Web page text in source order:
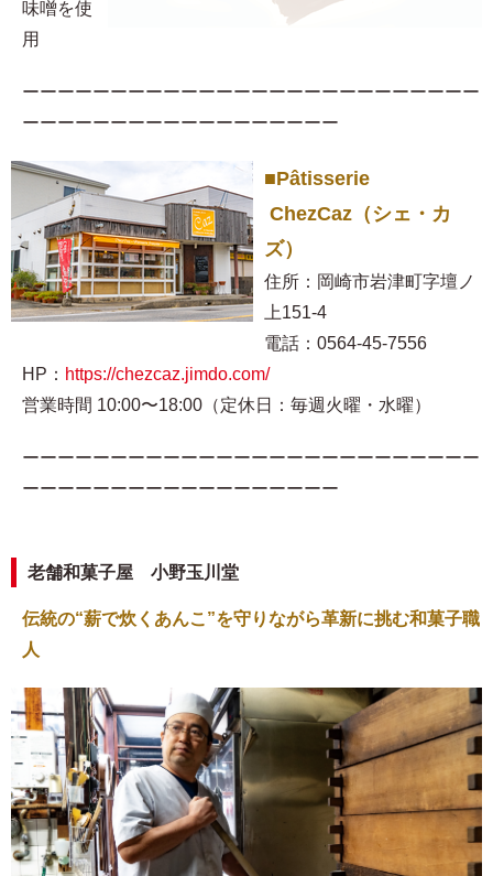
味噌を使
用​
ーーーーーーーーーーーーーーーーーーーーーーーーーー
ーーーーーーーーーーーーーーーーーー
■Pâtisserie
ChezCaz（シェ・カ
ズ）
住所：岡崎市岩津町字壇ノ
上151-4
電話：0564-45-7556
HP： https://chezcaz.jimdo.com/
営業時間 10:00〜18:00（定休日：毎週火曜・水曜）
ーーーーーーーーーーーーーーーーーーーーーーーーーー
ーーーーーーーーーーーーーーーーーー
老舗和菓子屋 小野玉川堂
伝統の“薪で炊くあんこ”を守りながら革新に挑む和菓子職
人